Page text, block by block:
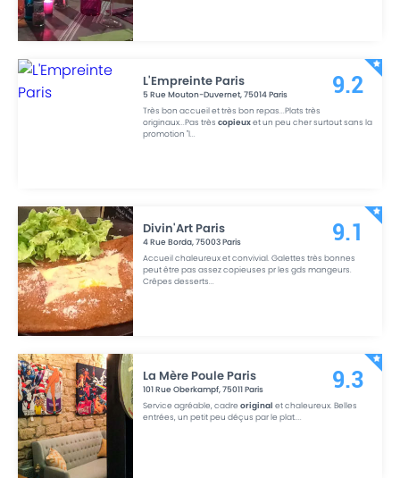
L'Empreinte Paris
5 Rue Mouton-Duvernet,75014Paris
Très bon accueil et très bon repas...Plats très
originaux...Pas trèscopieuxet un peu cher surtout sans la
promotion "l...
9.2
Divin'Art Paris
4 Rue Borda,75003Paris
Accueil chaleureux et convivial. Galettes très bonnes
peut être pas assez copieuses pr les gds mangeurs.
Crêpes desserts...
9.1
La Mère Poule Paris
101 Rue Oberkampf,75011Paris
Service agréable, cadreoriginal et chaleureux. Belles
entrées, un petit peu déçus par le plat....
9.3